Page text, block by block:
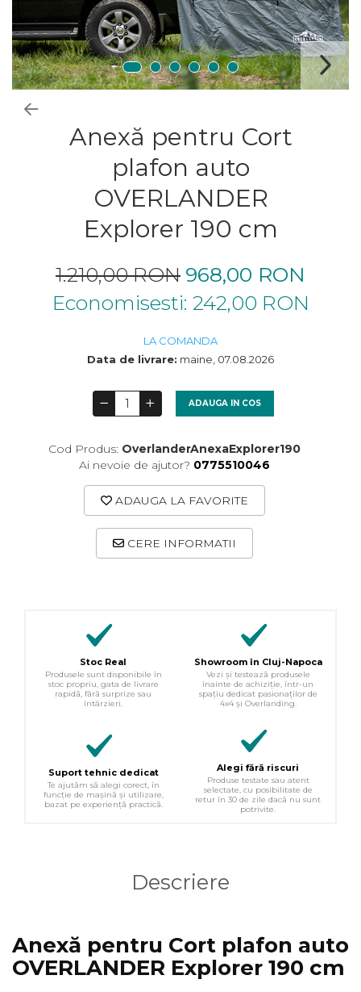
Anexă pentru Cort
plafon auto
OVERLANDER
Explorer 190 cm
1.210,00 RON 968,00 RON
Economisesti: 242,00 RON
LA COMANDA
Data de livrare: maine, 07.08.2026
ADAUGA IN COS
Cod Produs: OverlanderAnexaExplorer190
Ai nevoie de ajutor? 0775510046
ADAUGA LA FAVORITE
CERE INFORMATII
Stoc Real
Produsele sunt disponibile în
stoc propriu, gata de livrare
rapidă, fără surprize sau
întârzieri.
Showroom în Cluj-Napoca
Vezi și testează produsele
înainte de achiziție, într-un
spațiu dedicat pasionaților de
4x4 și Overlanding.
Suport tehnic dedicat
Te ajutăm să alegi corect, în
funcție de mașină și utilizare,
bazat pe experiență practică.
Alegi fără riscuri
Produse testate sau atent
selectate, cu posibilitate de
retur în 30 de zile dacă nu sunt
potrivite.
Descriere
Anexă pentru Cort plafon auto
OVERLANDER Explorer 190 cm